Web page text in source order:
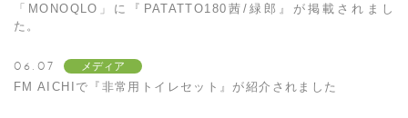
「MONOQLO」に『PATATTO180茜/緑郎』が掲載されまし
た。
06.07 メディア
FM AICHIで『非常用トイレセット』が紹介されました